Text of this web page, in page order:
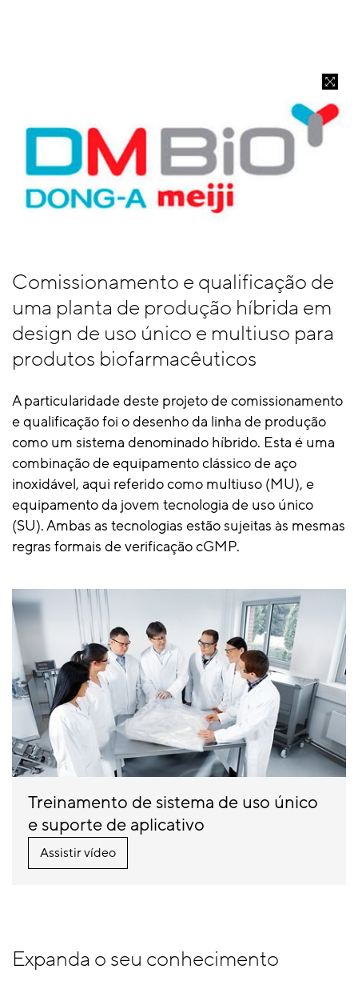
Comissionamento e qualificação de
uma planta de produção híbrida em
design de uso único e multiuso para
produtos biofarmacêuticos
A particularidade deste projeto de comissionamento
e qualificação foi o desenho da linha de produção
como um sistema denominado híbrido. Esta é uma
combinação de equipamento clássico de aço
inoxidável, aqui referido como multiuso (MU), e
equipamento da jovem tecnologia de uso único
(SU). Ambas as tecnologias estão sujeitas às mesmas
regras formais de verificação cGMP.
Treinamento de sistema de uso único
e suporte de aplicativo
Assistir vídeo
Expanda o seu conhecimento